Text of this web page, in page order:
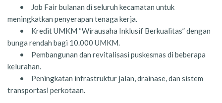
•
Job Fair bulanan di seluruh kecamatan untuk
meningkatkan penyerapan tenaga kerja.
•
Kredit UMKM “Wirausaha Inklusif Berkualitas” dengan
bunga rendah bagi 10.000 UMKM.
•
Pembangunan dan revitalisasi puskesmas di beberapa
kelurahan.
•
Peningkatan infrastruktur jalan, drainase, dan sistem
transportasi perkotaan.